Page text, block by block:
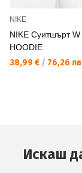
NIKE
NIKE Суитшърт
HOODIE
38,99 € / 76,26
Искаш